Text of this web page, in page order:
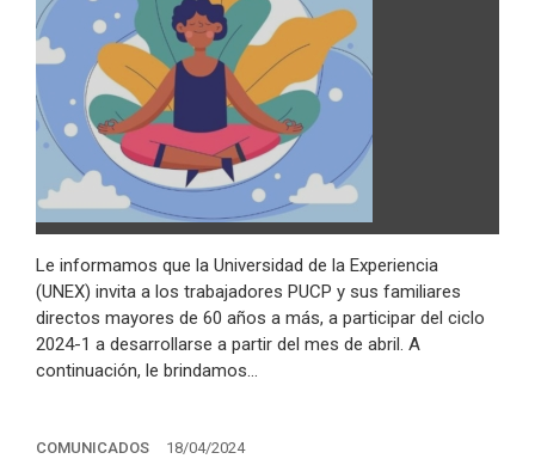
Le informamos que la Universidad de la Experiencia
(UNEX) invita a los trabajadores PUCP y sus familiares
directos mayores de 60 años a más, a participar del ciclo
2024-1 a desarrollarse a partir del mes de abril. A
continuación, le brindamos…
COMUNICADOS 18/04/2024